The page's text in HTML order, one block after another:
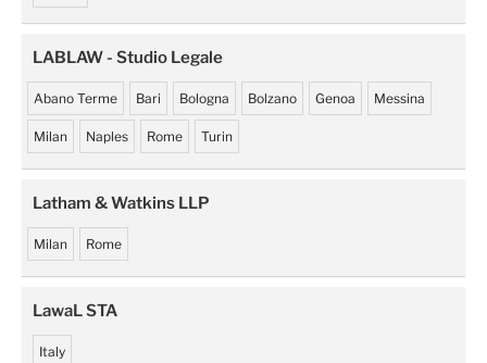
LABLAW - Studio Legale
Abano Terme Bari Bologna Bolzano Genoa Messina
Milan Naples Rome Turin
Latham & Watkins LLP
Milan Rome
LawaL STA
Italy